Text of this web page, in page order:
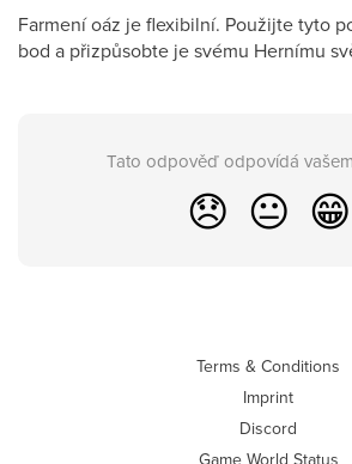
Farmení oáz je flexibilní. Použijte tyto
bod a přizpůsobte je svému Hernímu
Tato odpověď odpovídá
😞 😐 😁
Terms & Conditions
Imprint
Discord
Game World Status